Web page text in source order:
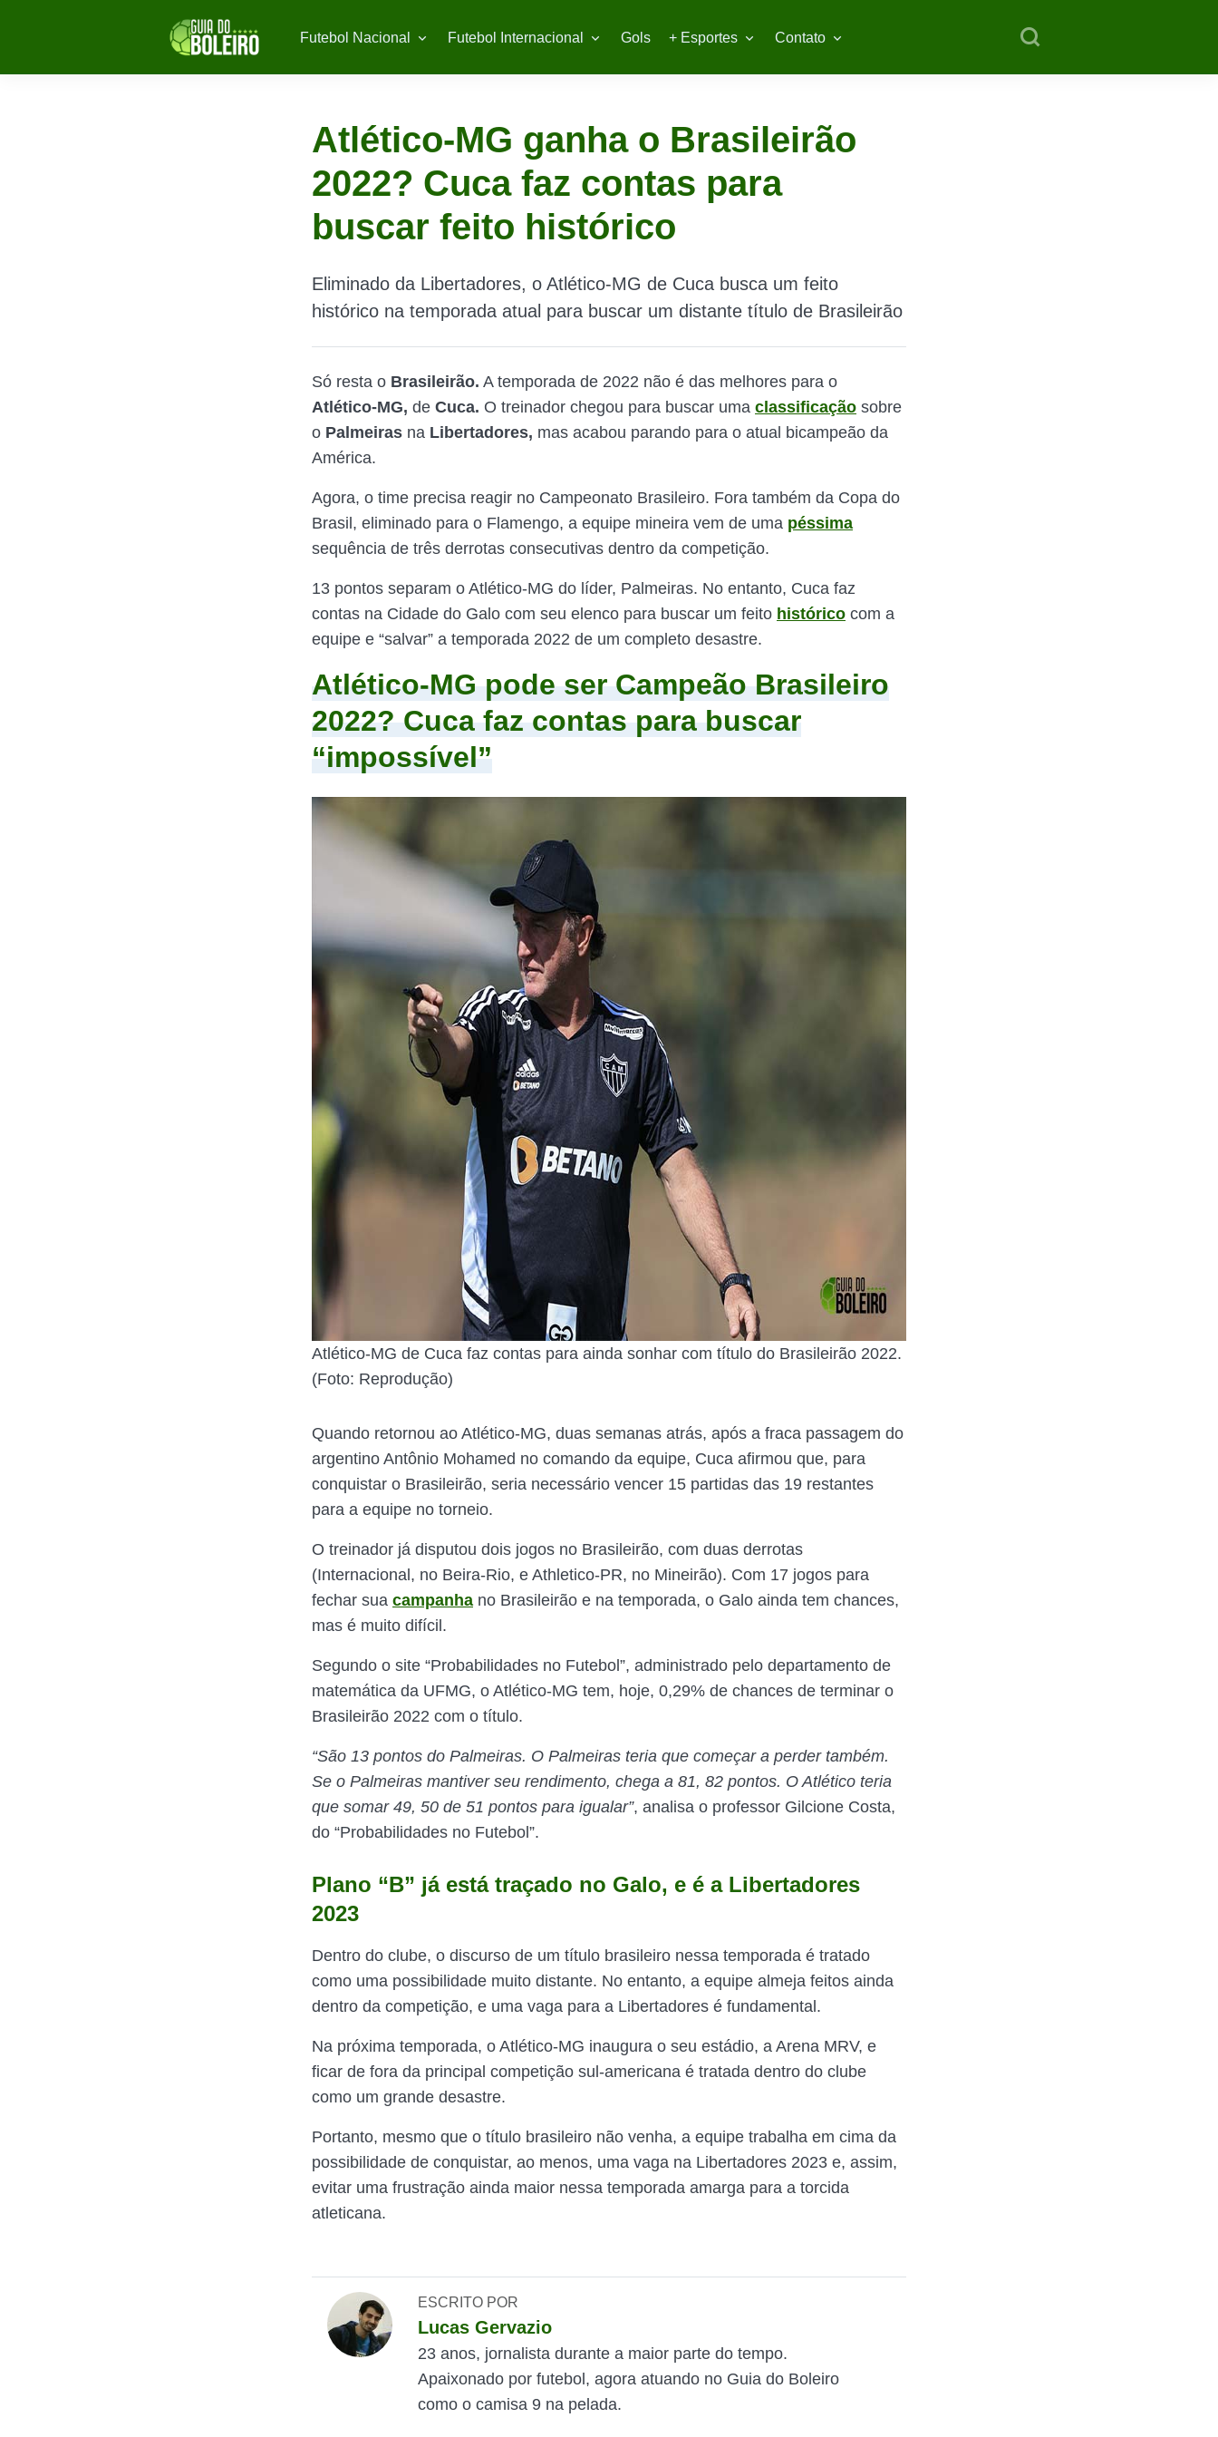
Futebol Nacional Futebol Internacional Gols + Esportes Contato
Atlético-MG ganha o Brasileirão
2022? Cuca faz contas para
buscar feito histórico
Eliminado da Libertadores, o Atlético-MG de Cuca busca um feito
histórico na temporada atual para buscar um distante título de Brasileirão
Só resta o Brasileirão. A temporada de 2022 não é das melhores para o
Atlético-MG, de Cuca. O treinador chegou para buscar uma classificação sobre
o Palmeiras na Libertadores, mas acabou parando para o atual bicampeão da
América.
Agora, o time precisa reagir no Campeonato Brasileiro. Fora também da Copa do
Brasil, eliminado para o Flamengo, a equipe mineira vem de uma péssima
sequência de três derrotas consecutivas dentro da competição.
13 pontos separam o Atlético-MG do líder, Palmeiras. No entanto, Cuca faz
contas na Cidade do Galo com seu elenco para buscar um feito histórico com a
equipe e “salvar” a temporada 2022 de um completo desastre.
Atlético-MG pode ser Campeão Brasileiro
2022? Cuca faz contas para buscar
“impossível”
Atlético-MG de Cuca faz contas para ainda sonhar com título do Brasileirão 2022.
(Foto: Reprodução)
Quando retornou ao Atlético-MG, duas semanas atrás, após a fraca passagem do
argentino Antônio Mohamed no comando da equipe, Cuca afirmou que, para
conquistar o Brasileirão, seria necessário vencer 15 partidas das 19 restantes
para a equipe no torneio.
O treinador já disputou dois jogos no Brasileirão, com duas derrotas
(Internacional, no Beira-Rio, e Athletico-PR, no Mineirão). Com 17 jogos para
fechar sua campanha no Brasileirão e na temporada, o Galo ainda tem chances,
mas é muito difícil.
Segundo o site “Probabilidades no Futebol”, administrado pelo departamento de
matemática da UFMG, o Atlético-MG tem, hoje, 0,29% de chances de terminar o
Brasileirão 2022 com o título.
“São 13 pontos do Palmeiras. O Palmeiras teria que começar a perder também.
Se o Palmeiras mantiver seu rendimento, chega a 81, 82 pontos. O Atlético teria
que somar 49, 50 de 51 pontos para igualar”, analisa o professor Gilcione Costa,
do “Probabilidades no Futebol”.
Plano “B” já está traçado no Galo, e é a Libertadores
2023
Dentro do clube, o discurso de um título brasileiro nessa temporada é tratado
como uma possibilidade muito distante. No entanto, a equipe almeja feitos ainda
dentro da competição, e uma vaga para a Libertadores é fundamental.
Na próxima temporada, o Atlético-MG inaugura o seu estádio, a Arena MRV, e
ficar de fora da principal competição sul-americana é tratada dentro do clube
como um grande desastre.
Portanto, mesmo que o título brasileiro não venha, a equipe trabalha em cima da
possibilidade de conquistar, ao menos, uma vaga na Libertadores 2023 e, assim,
evitar uma frustração ainda maior nessa temporada amarga para a torcida
atleticana.
ESCRITO POR
Lucas Gervazio
23 anos, jornalista durante a maior parte do tempo.
Apaixonado por futebol, agora atuando no Guia do Boleiro
como o camisa 9 na pelada.